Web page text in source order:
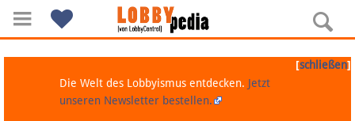
[schließen]
Die Welt des Lobbyismus entdecken. Jetzt
unseren Newsletter bestellen.